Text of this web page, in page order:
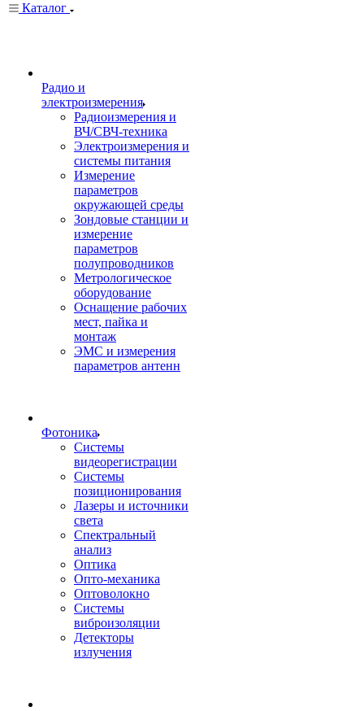
Каталог
Радио и
электроизмерения
Радиоизмерения и
ВЧ/СВЧ-техника
Электроизмерения и
системы питания
Измерение
параметров
окружающей среды
Зондовые станции и
измерение
параметров
полупроводников
Метрологическое
оборудование
Оснащение рабочих
мест, пайка и
монтаж
ЭМС и измерения
параметров антенн
Фотоника
Cистемы
видеорегистрации
Системы
позиционирования
Лазеры и источники
света
Спектральный
анализ
Оптика
Опто-механика
Оптоволокно
Системы
виброизоляции
Детекторы
излучения